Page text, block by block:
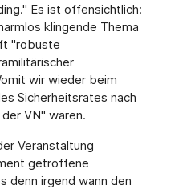
Es ist offensichtlich:
klingende Thema
"robuste
wir wieder beim
Sicherheitsrates nach
VN" wären.
Veranstaltung
getroffene
denn irgend wann den